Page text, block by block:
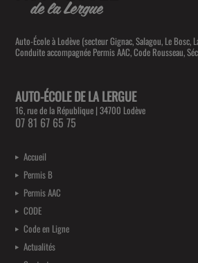
Auto-École à Lodève (secteur Gignac, Salagou, Le Bosc,
Conduite accompagnée Permis AAC, Code Rousseau,
AUTO-ÉCOLE DE LA LERGUE
16, rue de la République | 34700 Lodève
07 81 67 65 75
Accueil
Permis B
Permis AAC
CODE
Code en Ligne
Actualités